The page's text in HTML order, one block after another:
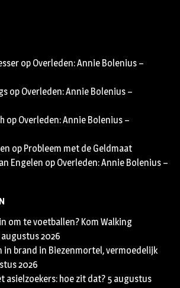
op Overleden: Annie Bolenius –
op Overleden: Annie Bolenius –
op Overleden: Annie Bolenius –
op Probleem met de Geldmaat
Engelen op Overleden: Annie Bolenius –
om te voetballen? Kom Walking
augustus 2026
in brand in Biezenmortel, vermoedelijk
2026
asielzoekers: hoe zit dat? 5 augustus